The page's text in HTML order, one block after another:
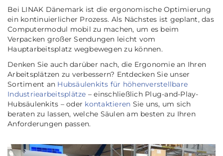
Bei LINAK Dänemark ist die ergonomische Optimierung
ein kontinuierlicher Prozess. Als Nächstes ist geplant, das
Computermodul mobil zu machen, um es beim
Verpacken großer Sendungen leicht vom
Hauptarbeitsplatz wegbewegen zu können.
Denken Sie auch darüber nach, die Ergonomie an Ihren
Arbeitsplätzen zu verbessern? Entdecken Sie unser
Sortiment an Hubsäulenkits für höhenverstellbare
Industriearbeitsplätze – einschließlich Plug-and-Play-
Hubsäulenkits – oder kontaktieren Sie uns, um sich
beraten zu lassen, welche Säulen am besten zu Ihren
Anforderungen passen.